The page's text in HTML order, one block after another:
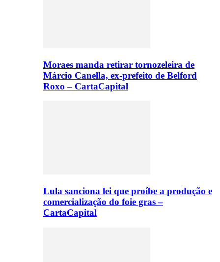
Moraes manda retirar tornozeleira de
Márcio Canella, ex-prefeito de Belford
Roxo – CartaCapital
Lula sanciona lei que proíbe a produção e
comercialização do foie gras –
CartaCapital